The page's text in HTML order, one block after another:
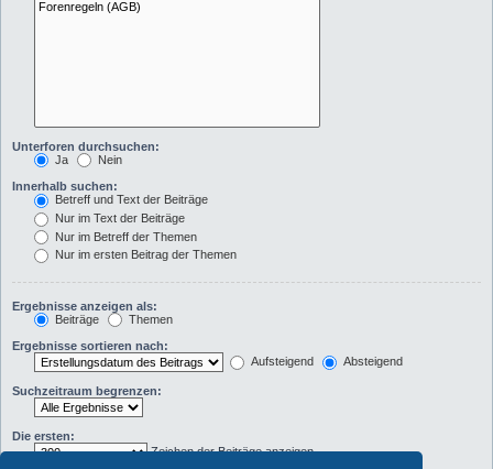
Unterforen durchsuchen:
Ja
Nein
Innerhalb suchen:
Betreff und Text der Beiträge
Nur im Text der Beiträge
Nur im Betreff der Themen
Nur im ersten Beitrag der Themen
Ergebnisse anzeigen als:
Beiträge
Themen
Ergebnisse sortieren nach:
Aufsteigend
Absteigend
Suchzeitraum begrenzen:
Die ersten:
Zeichen der Beiträge anzeigen